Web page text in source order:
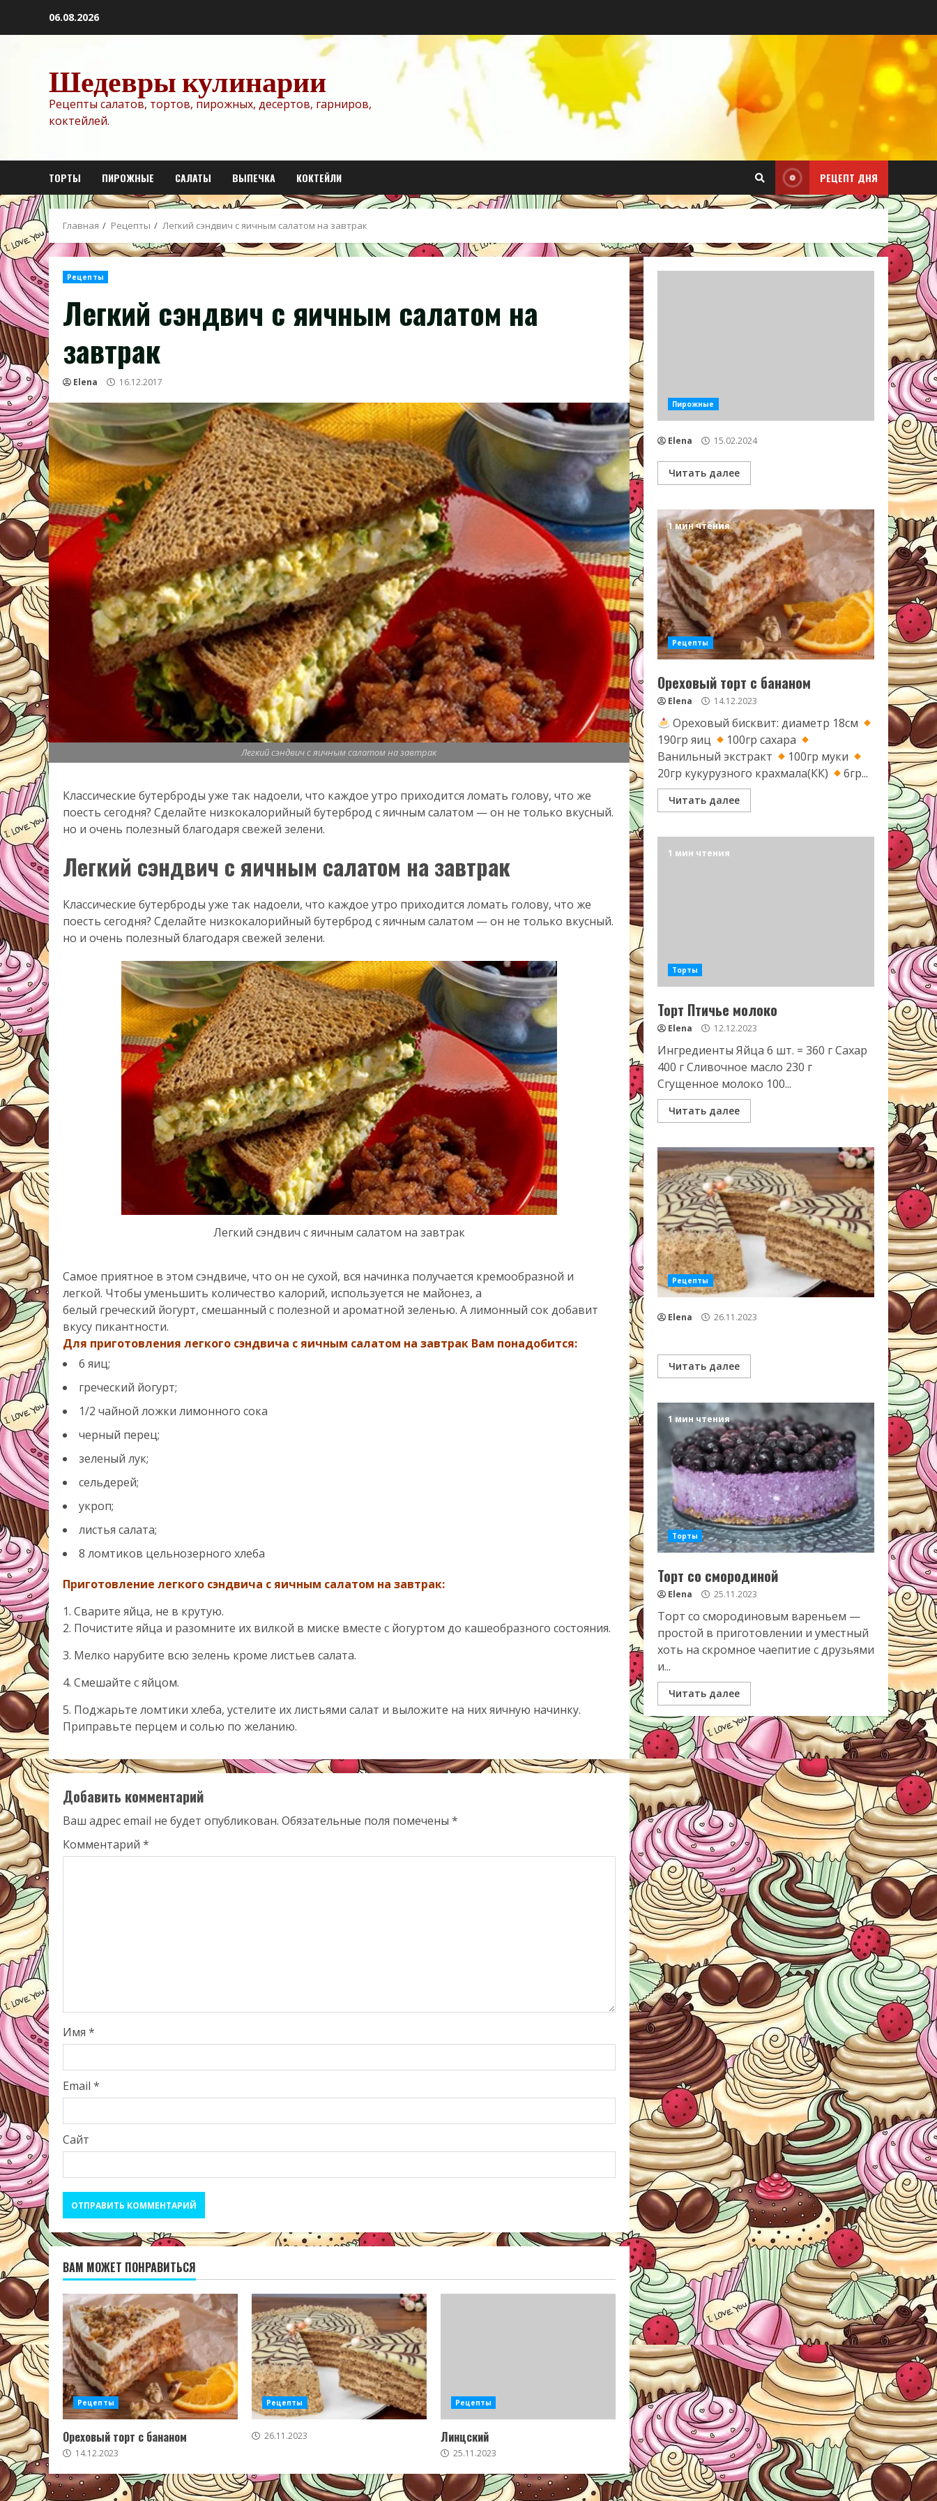
06.08.2026
Шедевры кулинарии
Рецепты салатов, тортов, пирожных, десертов, гарниров,
коктейлей.
ТОРТЫ ПИРОЖНЫЕ САЛАТЫ ВЫПЕЧКА КОКТЕЙЛИ РЕЦЕПТ ДНЯ
Главная Рецепты Легкий сэндвич с яичным салатом на завтрак
Рецепты
Легкий сэндвич с яичным салатом на
завтрак
Elena 16.12.2017
Легкий сэндвич с яичным салатом на завтрак
Классические бутерброды уже так надоели, что каждое утро приходится ломать голову, что же
поесть сегодня? Сделайте низкокалорийный бутерброд с яичным салатом — он не только вкусный.
но и очень полезный благодаря свежей зелени.
Легкий сэндвич с яичным салатом на завтрак
Классические бутерброды уже так надоели, что каждое утро приходится ломать голову, что же
поесть сегодня? Сделайте низкокалорийный бутерброд с яичным салатом — он не только вкусный.
но и очень полезный благодаря свежей зелени.
Легкий сэндвич с яичным салатом на завтрак
Самое приятное в этом сэндвиче, что он не сухой, вся начинка получается кремообразной и
легкой. Чтобы уменьшить количество калорий, используется не майонез, а
белый греческий йогурт, смешанный с полезной и ароматной зеленью. А лимонный сок добавит
вкусу пикантности.
Для приготовления легкого сэндвича с яичным салатом на завтрак Вам понадобится:
6 яиц;
греческий йогурт;
1/2 чайной ложки лимонного сока
черный перец;
зеленый лук;
сельдерей;
укроп;
листья салата;
8 ломтиков цельнозерного хлеба
Приготовление легкого сэндвича с яичным салатом на завтрак:
1. Сварите яйца, не в крутую.
2. Почистите яйца и разомните их вилкой в миске вместе с йогуртом до кашеобразного состояния.
3. Мелко нарубите всю зелень кроме листьев салата.
4. Смешайте с яйцом.
5. Поджарьте ломтики хлеба, устелите их листьями салат и выложите на них яичную начинку.
Приправьте перцем и солью по желанию.
Добавить комментарий
Ваш адрес email не будет опубликован. Обязательные поля помечены *
Комментарий *
Имя *
Email *
Сайт
ВАМ МОЖЕТ ПОНРАВИТЬСЯ
Рецепты
Ореховый торт с бананом
14.12.2023
Рецепты
26.11.2023
Рецепты
Линцский
25.11.2023
Пирожные
Elena 15.02.2024
Читать далее
1 мин чтения
Рецепты
Ореховый торт с бананом
Elena 14.12.2023
Ореховый бисквит: диаметр 18см
190гр яиц
100гр сахара
Ванильный экстракт
100гр муки
20гр кукурузного крахмала(КК)
6гр...
Читать далее
1 мин чтения
Торты
Торт Птичье молоко
Elena 12.12.2023
Ингредиенты Яйца 6 шт. = 360 г Сахар
400 г Сливочное масло 230 г
Сгущенное молоко 100...
Читать далее
Рецепты
Elena 26.11.2023
Читать далее
1 мин чтения
Торты
Торт со смородиной
Elena 25.11.2023
Торт со смородиновым вареньем —
простой в приготовлении и уместный
хоть на скромное чаепитие с друзьями
и...
Читать далее